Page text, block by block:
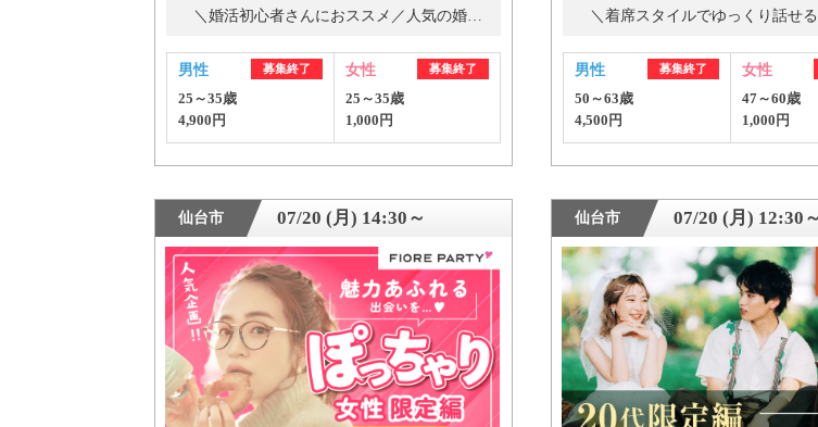
＼婚活初心者さんにおススメ／人気の婚活パーティー・街コン
男性 募集終了
25～35歳
4,900円
女性 募集終了
25～35歳
1,000円
男性 募集終了
50～63歳
4,500円
女性
47～60歳
1,000円
仙台市 07/20 (月) 14:30～ 仙台市 07/20 (月) 12:30～